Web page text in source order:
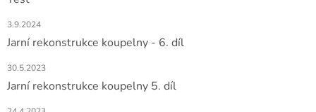
3.9.2024
Jarní rekonstrukce koupelny - 6. díl
30.5.2023
Jarní rekonstrukce koupelny 5. díl